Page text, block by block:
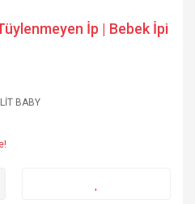
İp | Bebek İpi
BABY